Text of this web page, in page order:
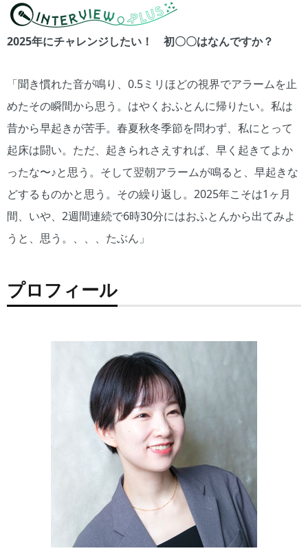
2025年にチャレンジしたい！ 初〇〇はなんですか？
「聞き慣れた音が鳴り、0.5ミリほどの視界でアラームを止
めたその瞬間から思う。はやくおふとんに帰りたい。私は
昔から早起きが苦手。春夏秋冬季節を問わず、私にとって
起床は闘い。ただ、起きられさえすれば、早く起きてよか
ったな〜♪と思う。そして翌朝アラームが鳴ると、早起きな
どするものかと思う。その繰り返し。2025年こそは1ヶ月
間、いや、2週間連続で6時30分にはおふとんから出てみよ
うと、思う。、、、たぶん」
プロフィール